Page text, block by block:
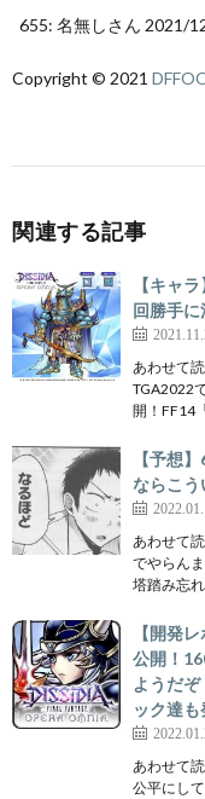
655: 名無しさん 2021/
Copyright © 2021
関連する記事
【キャ
回勝手
あわせて
TGA2022
開！FF14
【予想
ならこう
あわせて
でやらん
塔踏み忘
【開発
公開！
ようだ
ック達
あわせて
公平にし